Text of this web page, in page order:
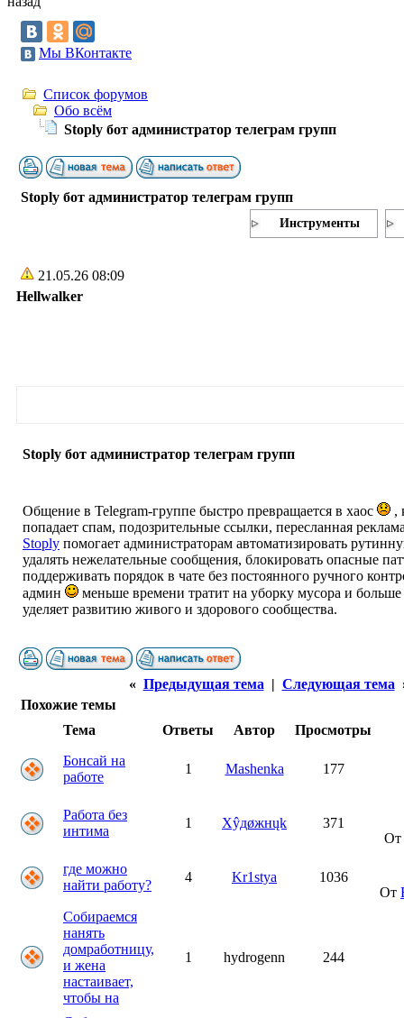
Мы ВКонтакте
Список форумов
Обо всём
Stoply бот администратор телеграм групп
Stoply бот администратор телеграм групп
Инструменты
21.05.26 08:09
Hellwalker
Stoply бот администратор телеграм групп
Общение в Telegram-группе быстро превращается в хаос
,
попадает спам, подозрительные ссылки, пересланная
Stoply помогает администраторам автоматизировать
удалять нежелательные сообщения, блокировать опасные
поддерживать порядок в чате без постоянного ручного
админ
меньше времени тратит на уборку мусора и
уделяет развитию живого и здорового сообщества.
« Предыдущая тема | Следующая тема
Похожие темы
Тема
Ответы Автор
Просмотры
Бонсай на
работе
1 Mashenka 177
Работа без
интима
1 Хŷдøжнųk
371
От
где можно
найти работу?
4 Kr1stya
1036
От
Собираемся
нанять
домработницу,
и жена
настаивает,
чтобы на
1 hydrogenn 244